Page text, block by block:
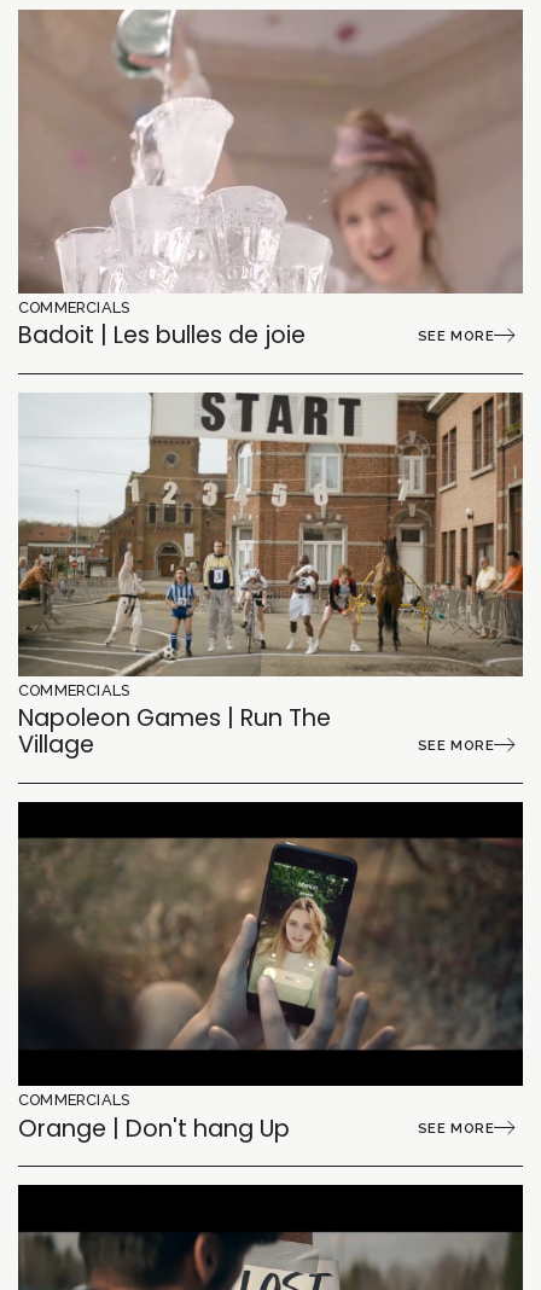
COMMERCIALS
Badoit | Les bulles de joie SEE MORE
COMMERCIALS
Napoleon Games | Run The
Village
SEE MORE
COMMERCIALS
Orange | Don't hang Up SEE MORE